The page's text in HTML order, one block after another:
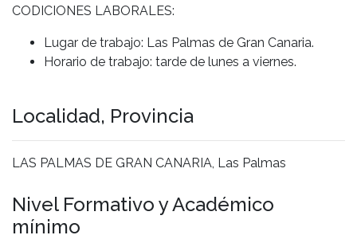
CODICIONES LABORALES:
Lugar de trabajo: Las Palmas de Gran Canaria.
Horario de trabajo: tarde de lunes a viernes.
Localidad, Provincia
LAS PALMAS DE GRAN CANARIA, Las Palmas
Nivel Formativo y Académico
mínimo